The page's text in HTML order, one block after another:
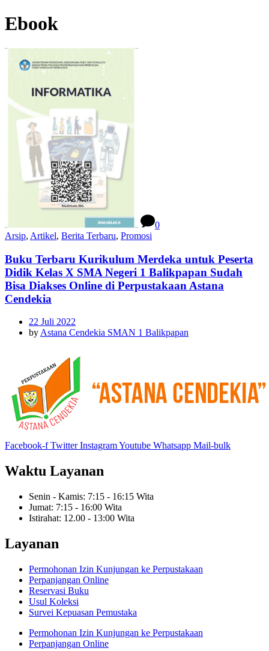
Ebook
0
Arsip, Artikel, Berita Terbaru, Promosi
Buku Terbaru Kurikulum Merdeka untuk Peserta
Didik Kelas X SMA Negeri 1 Balikpapan Sudah
Bisa Diakses Online di Perpustakaan Astana
Cendekia
22 Juli 2022
by Astana Cendekia SMAN 1 Balikpapan
Facebook-f Twitter InstagramYoutube Whatsapp Mail-bulk
Waktu Layanan
Senin - Kamis: 7:15 - 16:15 Wita
Jumat: 7:15 - 16:00 Wita
Istirahat: 12.00 - 13:00 Wita
Layanan
Permohonan Izin Kunjungan ke Perpustakaan
Perpanjangan Online
Reservasi Buku
Usul Koleksi
Survei Kepuasan Pemustaka
Permohonan Izin Kunjungan ke Perpustakaan
Perpanjangan Online